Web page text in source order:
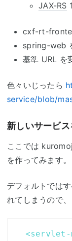
JAX-RS
cxf-rt-
spring-web
基準 URL を
色々いじったら
service/blob/
新しいサービス
ここでは
を作ってみます。
デフォルトでは
れてしまうので
<servlet-